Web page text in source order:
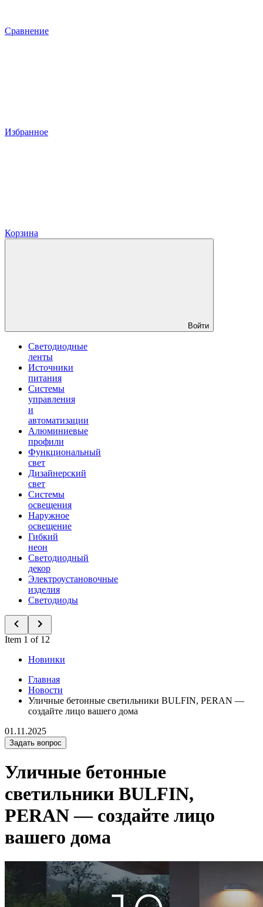
Сравнение
Избранное
Корзина
Войти
Светодиодные
ленты
Источники
питания
Системы
управления
и
автоматизации
Алюминиевые
профили
Функциональный
свет
Дизайнерский
свет
Системы
освещения
Наружное
освещение
Гибкий
неон
Светодиодный
декор
Электроустановочные
изделия
Светодиоды
Item 1 of 12
Новинки
Главная
Новости
Уличные бетонные светильники BULFIN, PERAN —
cоздайте лицо вашего дома
01.11.2025
Задать вопрос
Уличные бетонные
светильники BULFIN,
PERAN — cоздайте лицо
вашего дома